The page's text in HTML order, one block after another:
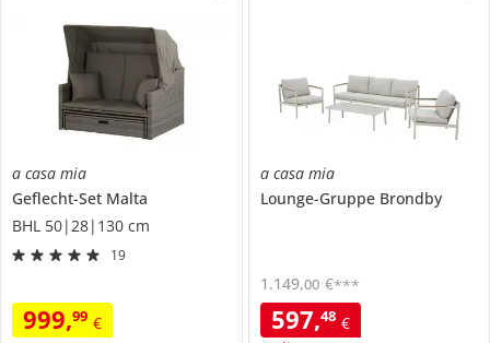
a casa mia
Geflecht-Set Malta
BHL 50|28|130 cm
19
999,99 €
a casa mia
Lounge-Gruppe Brondby
597,48 €
1.149,00 €***